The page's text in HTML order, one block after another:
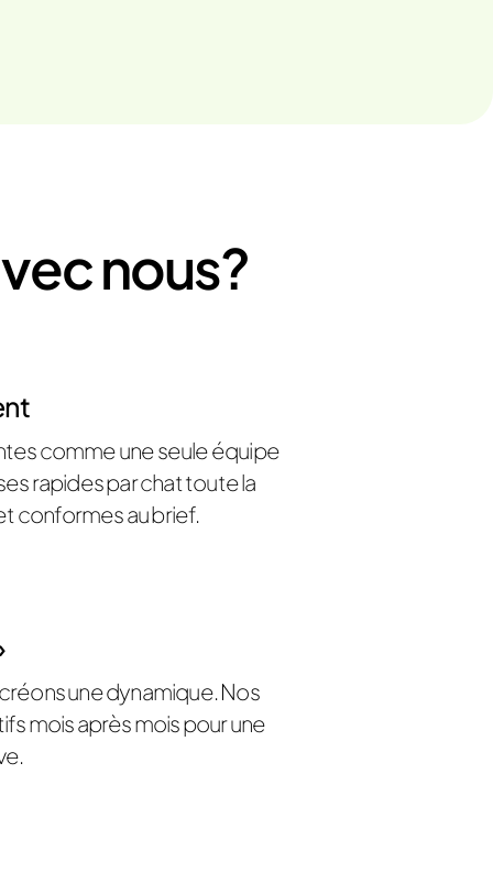
nous?
comme une seule équipe
rapides par chat toute la
conformes au brief.
une dynamique. Nos
mois après mois pour une